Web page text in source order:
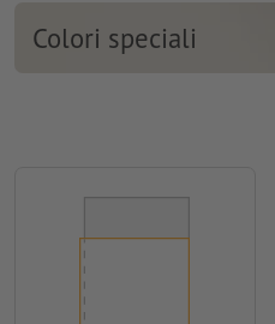
Colori speciali